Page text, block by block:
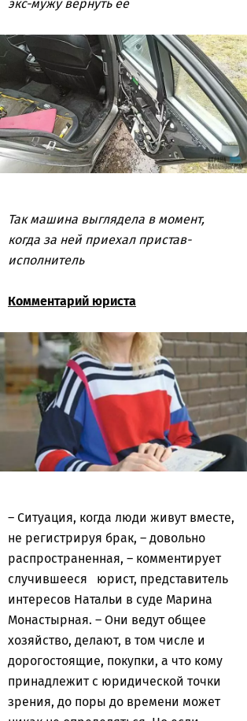
экс-мужу вернуть ее
Так машина выглядела в момент,
когда за ней приехал пристав-
исполнитель
Комментарий юриста
– Ситуация, когда люди живут вместе,
не регистрируя брак, – довольно
распространенная, – комментирует
случившееся юрист, представитель
интересов Натальи в суде Марина
Монастырная. – Они ведут общее
хозяйство, делают, в том числе и
дорогостоящие, покупки, а что кому
принадлежит с юридической точки
зрения, до поры до времени может